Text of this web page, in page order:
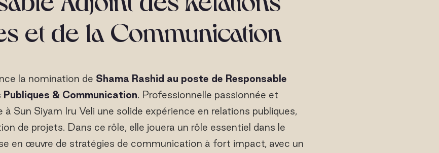
et de la Communication
la nomination de Shama Rashid au poste de Responsable
& Communication. Professionnelle passionnée et
Sun Siyam Iru Veli une solide expérience en relations publiques,
de projets. Dans ce rôle, elle jouera un rôle essentiel dans le
en œuvre de stratégies de communication à fort impact, avec un